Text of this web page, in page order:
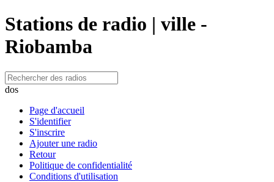
Stations de radio | ville -
Riobamba
dos
Page d'accueil
S'identifier
S'inscrire
Ajouter une radio
Retour
Politique de confidentialité
Conditions d'utilisation